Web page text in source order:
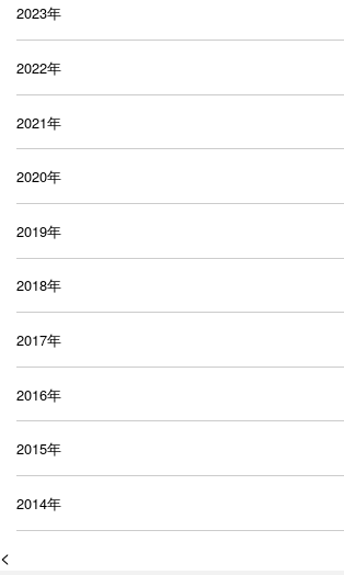
2023年
2022年
2021年
2020年
2019年
2018年
2017年
2016年
2015年
2014年
<